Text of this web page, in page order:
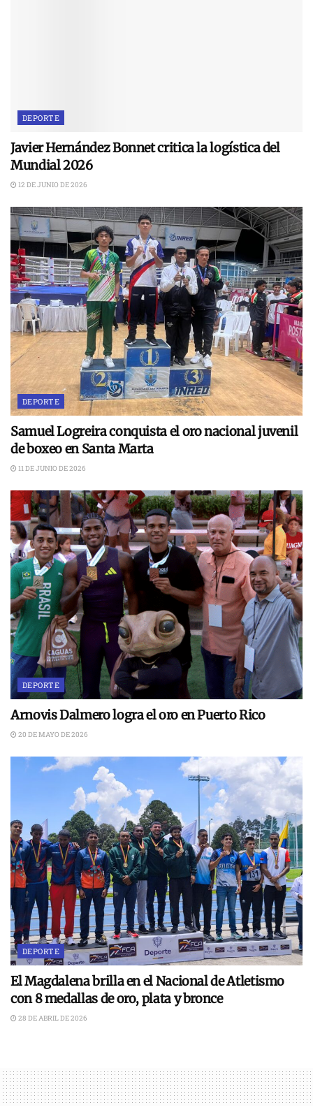
DEPORTE
Javier Hernández Bonnet critica la logística del
Mundial 2026
12 DE JUNIO DE 2026
DEPORTE
Samuel Logreira conquista el oro nacional juvenil
de boxeo en Santa Marta
11 DE JUNIO DE 2026
DEPORTE
Arnovis Dalmero logra el oro en Puerto Rico
20 DE MAYO DE 2026
DEPORTE
El Magdalena brilla en el Nacional de Atletismo
con 8 medallas de oro, plata y bronce
28 DE ABRIL DE 2026